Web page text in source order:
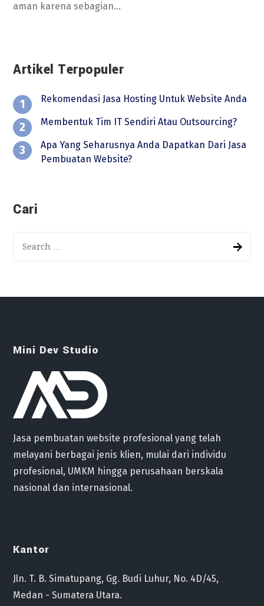
aman karena sebagian...
Artikel Terpopuler
Rekomendasi Jasa Hosting Untuk Website Anda
Membentuk Tim IT Sendiri Atau Outsourcing?
Apa Yang Seharusnya Anda Dapatkan Dari Jasa
Pembuatan Website?
Cari
Mini Dev Studio
Jasa pembuatan website profesional yang telah
melayani berbagai jenis klien, mulai dari individu
profesional, UMKM hingga perusahaan berskala
nasional dan internasional.
Kantor
Jln. T. B. Simatupang, Gg. Budi Luhur, No. 4D/45,
Medan - Sumatera Utara.